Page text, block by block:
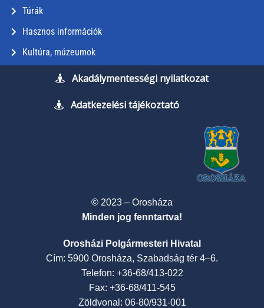
Túrák
Hasznos információk
Kultúra, múzeumok
Akadálymentességi nyilatkozat
Adatkezelési tájékoztató
© 2023 – Orosháza
Minden jog fenntartva!
Orosházi Polgármesteri Hivatal
Cím: 5900 Orosháza, Szabadság tér 4–6.
Telefon: +36-68/413-022
Fax: +36-68/411-545
Zöldvonal: 06-80/931-001